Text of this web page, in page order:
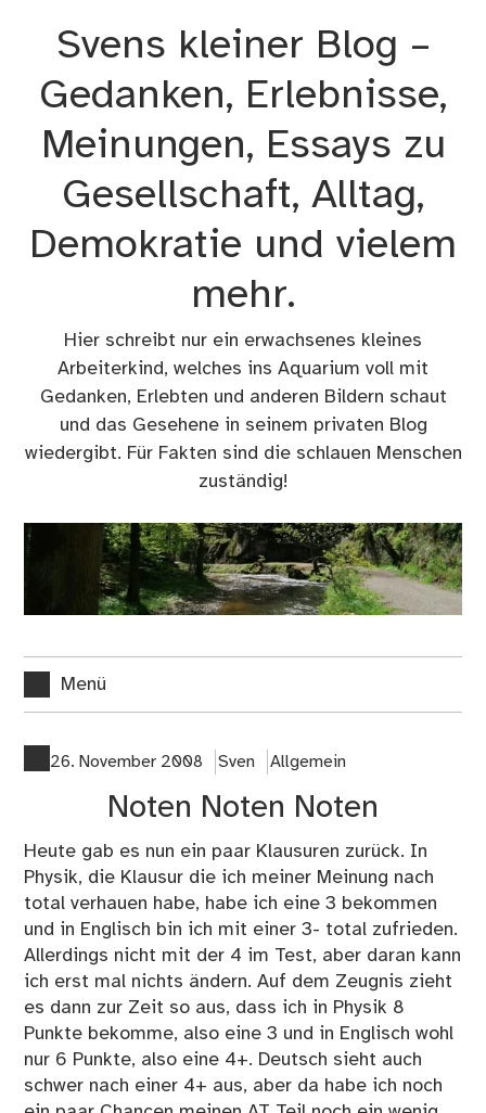
Svens kleiner Blog –
Gedanken, Erlebnisse,
Meinungen, Essays zu
Gesellschaft, Alltag,
Demokratie und vielem
mehr.
Hier schreibt nur ein erwachsenes kleines
Arbeiterkind, welches ins Aquarium voll mit
Gedanken, Erlebten und anderen Bildern schaut
und das Gesehene in seinem privaten Blog
wiedergibt. Für Fakten sind die schlauen Menschen
zuständig!
Menü
26. November 2008 Sven Allgemein
Noten Noten Noten
Heute gab es nun ein paar Klausuren zurück. In
Physik, die Klausur die ich meiner Meinung nach
total verhauen habe, habe ich eine 3 bekommen
und in Englisch bin ich mit einer 3- total zufrieden.
Allerdings nicht mit der 4 im Test, aber daran kann
ich erst mal nichts ändern. Auf dem Zeugnis zieht
es dann zur Zeit so aus, dass ich in Physik 8
Punkte bekomme, also eine 3 und in Englisch wohl
nur 6 Punkte, also eine 4+. Deutsch sieht auch
schwer nach einer 4+ aus, aber da habe ich noch